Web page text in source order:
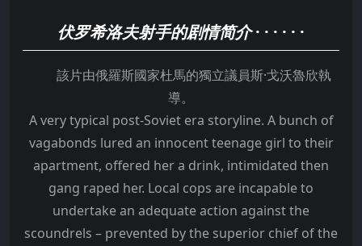
伏罗希洛夫射手的剧情简介· · · · · ·
該片由俄羅斯國家杜馬的獨立議員斯·戈沃魯欣執
導。
A very typical post-Soviet era storyline. A bunch of
vagabonds lured an innocent teenage girl to their
apartment, offered her a drink, intimidated then
gang raped her. Local cops are incapable to
undertake an adequate action against the
scoundrels – prevented by the superior chief of the